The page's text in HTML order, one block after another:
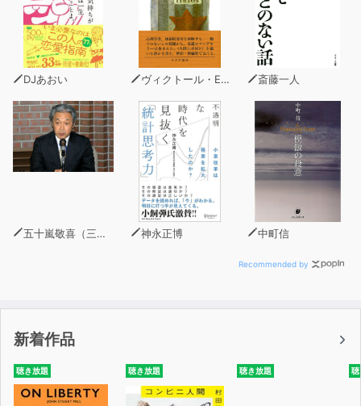
DJあおい ヴィクトール・E・フランクル 斎藤一人
五十嵐敬喜（三菱UFJリサーチ＆コンサルティング執行役員調査本部長） 神永正博 中町信
Recommended by
新着作品
聴き放題 聴き放題 聴き放題 聴